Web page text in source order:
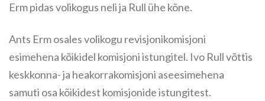
Erm pidas volikogus neli ja Rull ühe kõne.
Ants Erm osales volikogu revisjonikomisjoni
esimehena kõikidel komisjoni istungitel. Ivo Rull võttis
keskkonna- ja heakorrakomisjoni aseesimehena
samuti osa kõikidest komisjonide istungitest.